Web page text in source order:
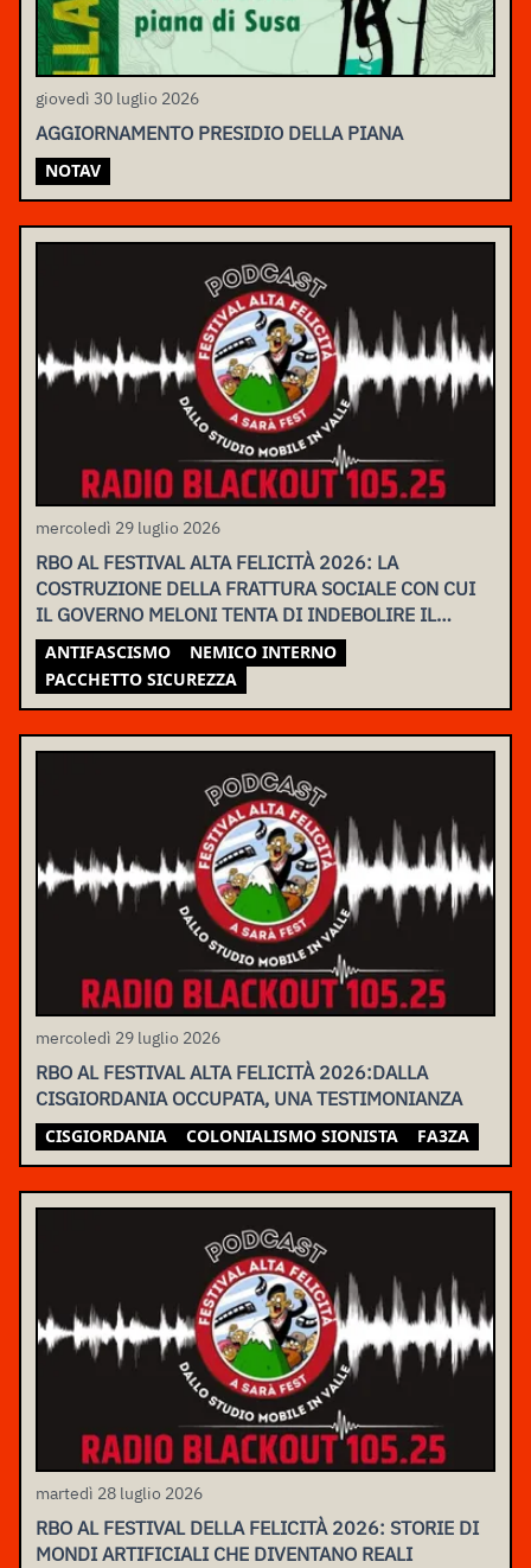
giovedì 30 luglio 2026
AGGIORNAMENTO PRESIDIO DELLA PIANA
NOTAV
mercoledì 29 luglio 2026
RBO AL FESTIVAL ALTA FELICITÀ 2026: LA
COSTRUZIONE DELLA FRATTURA SOCIALE CON CUI
IL GOVERNO MELONI TENTA DI INDEBOLIRE IL
MOVIMENTO
ANTIFASCISMO
NEMICO INTERNO
PACCHETTO SICUREZZA
mercoledì 29 luglio 2026
RBO AL FESTIVAL ALTA FELICITÀ 2026:DALLA
CISGIORDANIA OCCUPATA, UNA TESTIMONIANZA
CISGIORDANIA COLONIALISMO SIONISTA FA3ZA
martedì 28 luglio 2026
RBO AL FESTIVAL DELLA FELICITÀ 2026: STORIE DI
MONDI ARTIFICIALI CHE DIVENTANO REALI